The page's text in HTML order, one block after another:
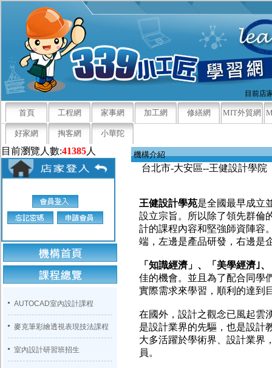
目前店
首頁 工程網 家事網 加工網 修繕網 MIT外貿網
好家網 掏客網 小華陀
目前瀏覽人數:41385人
AUTOCAD室內設計課程
麥克筆彩繪透視表現技法課程
室內設計研習班招生
機構介紹
台北市-大安區--王健設計學院
王健設計學苑是全國最早成立
設立宗旨。所以除了領先群倫
計的課程內容和堅強師資陣容
端，左邊是產品研發，右邊是
「知識經濟」、「美學經濟｣
佳的機會。並且為了配合同學
實際需求來學習，順利的達到
在國外，設計之觀念已風起雲
是設計業界的先驅，也是設計
大多活躍於學術界、設計業界
員。